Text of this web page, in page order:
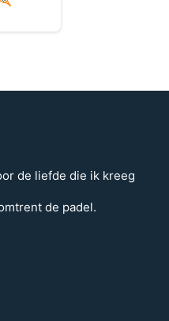
de liefde die ik kreeg
de padel.